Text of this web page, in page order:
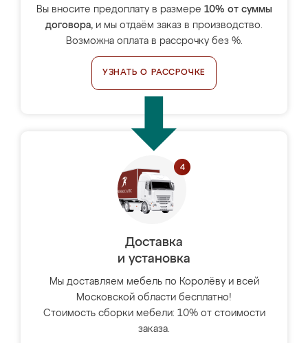
Вы вносите предоплату в размере 10% от суммы
договора, и мы отдаём заказ в производство.
Возможна оплата в рассрочку без %.
УЗНАТЬ О РАССРОЧКЕ
Доставка
и установка
Мы доставляем мебель по Королёву и всей
Московской области бесплатно!
Стоимость сборки мебели: 10% от стоимости
заказа.